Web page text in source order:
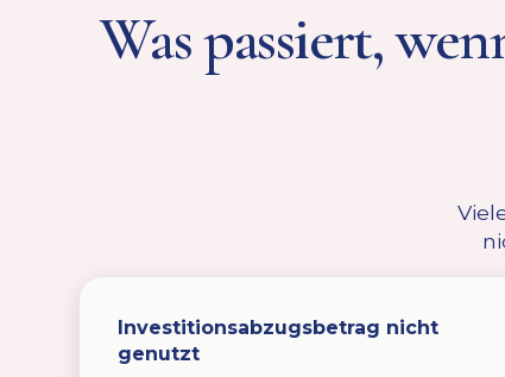
Was passiert,
Investitionsabzugsbetrag nicht
genutzt